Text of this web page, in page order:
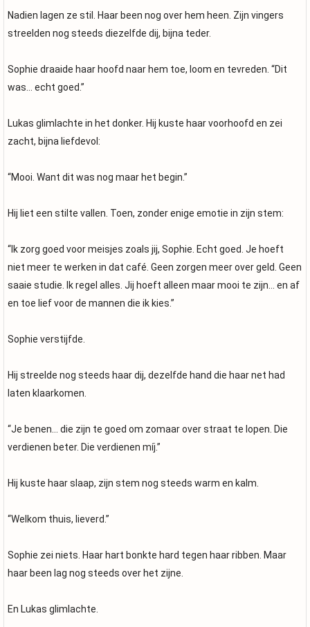
Nadien lagen ze stil. Haar been nog over hem heen. Zijn vingers
streelden nog steeds diezelfde dij, bijna teder.
Sophie draaide haar hoofd naar hem toe, loom en tevreden. “Dit
was… echt goed.”
Lukas glimlachte in het donker. Hij kuste haar voorhoofd en zei
zacht, bijna liefdevol:
“Mooi. Want dit was nog maar het begin.”
Hij liet een stilte vallen. Toen, zonder enige emotie in zijn stem:
“Ik zorg goed voor meisjes zoals jij, Sophie. Echt goed. Je hoeft
niet meer te werken in dat café. Geen zorgen meer over geld. Geen
saaie studie. Ik regel alles. Jij hoeft alleen maar mooi te zijn… en af
en toe lief voor de mannen die ik kies.”
Sophie verstijfde.
Hij streelde nog steeds haar dij, dezelfde hand die haar net had
laten klaarkomen.
“Je benen… die zijn te goed om zomaar over straat te lopen. Die
verdienen beter. Die verdienen míj.”
Hij kuste haar slaap, zijn stem nog steeds warm en kalm.
“Welkom thuis, lieverd.”
Sophie zei niets. Haar hart bonkte hard tegen haar ribben. Maar
haar been lag nog steeds over het zijne.
En Lukas glimlachte.